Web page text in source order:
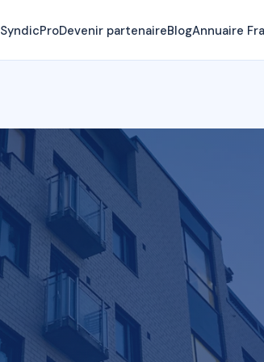
SyndicProDevenir partenaireBlogAnnuaire